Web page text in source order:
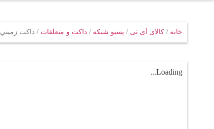
خانه / کالای آی تی / پسیو شبکه / داکت و متعلقات / داکت زميني 10*30 داراي پارتيشن داخلي سفيد طرح سفيد/مشکي سوپيتا
Loading...